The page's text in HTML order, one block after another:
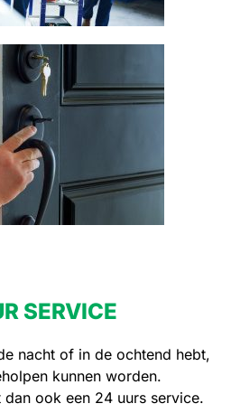
SERVICE
nacht of in de ochtend hebt,
kunnen worden.
dan ook een 24 uurs service.